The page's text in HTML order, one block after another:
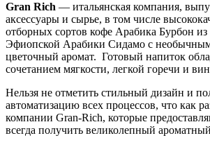
Gran Rich — итальянская компания,
аксессуары и сырье, в том числе
отборных сортов кофе Арабика Бурбон
Эфиопской Арабики Сидамо с
цветочный аромат. Готовый напиток
сочетанием мягкости, легкой горечи и
Нельзя не отметить стильный дизайн и
автоматизацию всех процессов, что как
компании Gran-Rich, которые
всегда получить великолепный